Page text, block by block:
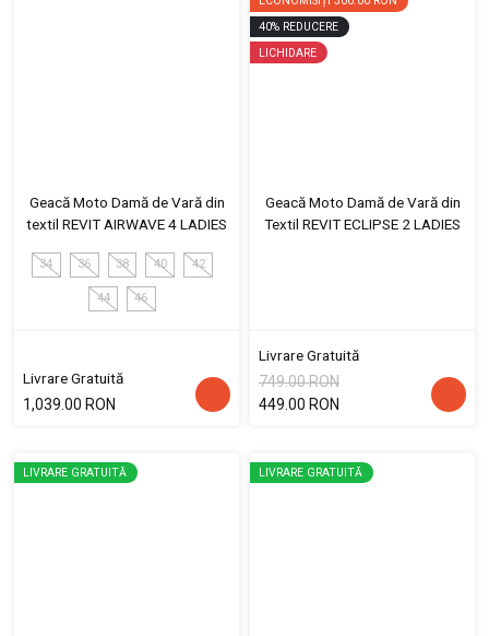
Geacă Moto Damă de Vară din
textil REVIT AIRWAVE 4 LADIES
34 36 38 40 42
44 46
Livrare Gratuită
1,039.00 RON
40% REDUCERE
LICHIDARE
Geacă Moto Damă de Vară din
Textil REVIT ECLIPSE 2 LADIES
Livrare Gratuită
749.00 RON
449.00 RON
LIVRARE GRATUITĂ LIVRARE GRATUITĂ